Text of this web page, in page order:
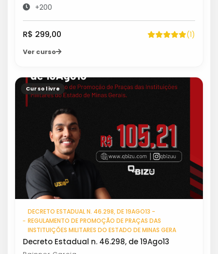
+200
R$ 299,00 (1)
Ver curso
Curso livre
DECRETO ESTADUAL N. 46.298, DE 19AGO13 -
REGULAMENTO DE PROMOÇÃO DE PRAÇAS DAS
INSTITUIÇÕES MILITARES DO ESTADO DE MINAS GERA
Decreto Estadual n. 46.298, de 19Ago13